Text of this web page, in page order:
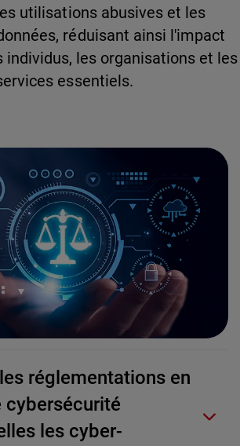
utilisations abusives et les
réduisant ainsi l'impact
individus, les organisations et les
essentiels.
réglementations en
cybersécurité
les cyber-